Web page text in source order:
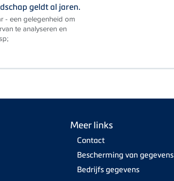
geldt al jaren.
- een gelegenheid om
te analyseren en
Meer links
Contact
Bescherming van gegevens
Bedrijfs gegevens